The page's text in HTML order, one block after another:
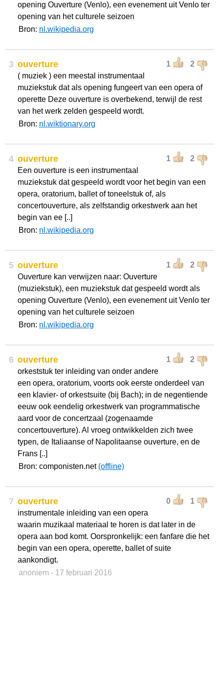
opening Ouverture (Venlo), een evenement uit Venlo ter
opening van het culturele seizoen
Bron: nl.wikipedia.org
3 1 2
ouverture
( muziek ) een meestal instrumentaal
muziekstuk dat als opening fungeert van een opera of
operette Deze ouverture is overbekend, terwijl de rest
van het werk zelden gespeeld wordt.
Bron: nl.wiktionary.org
4 1 2
ouverture
Een ouverture is een instrumentaal
muziekstuk dat gespeeld wordt voor het begin van een
opera, oratorium, ballet of toneelstuk of, als
concertouverture, als zelfstandig orkestwerk aan het
begin van ee [..]
Bron: nl.wikipedia.org
5 1 2
ouverture
Ouverture kan verwijzen naar: Ouverture
(muziekstuk), een muziekstuk dat gespeeld wordt als
opening Ouverture (Venlo), een evenement uit Venlo ter
opening van het culturele seizoen
Bron: nl.wikipedia.org
6 1 2
ouverture
orkeststuk ter inleiding van onder andere
een opera, oratorium, voorts ook eerste onderdeel van
een klavier- of orkestsuite (bij Bach); in de negentiende
eeuw ook eendelig orkestwerk van programmatische
aard voor de concertzaal (zogenaamde
concertouverture). Al vroeg ontwikkelden zich twee
typen, de Italiaanse of Napolitaanse ouverture, en de
Frans [..]
Bron: componisten.net (offline)
7 0 1
ouverture
instrumentale inleiding van een opera
waarin muzikaal materiaal te horen is dat later in de
opera aan bod komt. Oorspronkelijk: een fanfare die het
begin van een opera, operette, ballet of suite
aankondigt.
anoniem - 17 februari 2016